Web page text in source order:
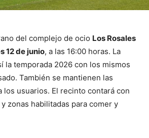
del complejo de ocio Los Rosales
12 de junio, a las 16:00 horas. La
la temporada 2026 con los mismos
También se mantienen las
los usuarios. El recinto contará con
zonas habilitadas para comer y